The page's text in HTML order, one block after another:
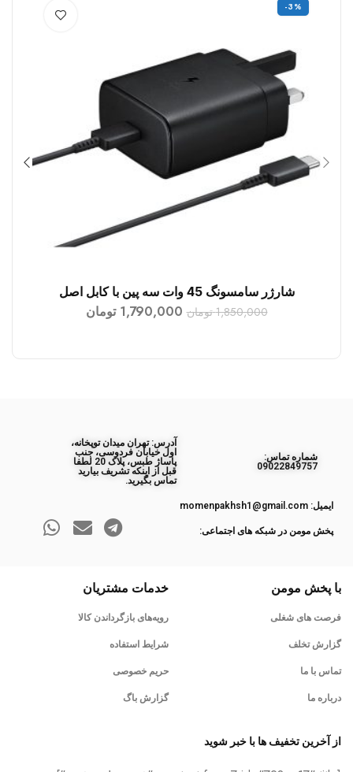
-3%
افزودن به سبد خریدشارژر سامسونگ 45 وات سه پین با کابل اصل
1,850,000 تومان 1,790,000 تومان
ﺷﻤﺎره ﺗﻤﺎس:
09022849757
آدرس: تهران میدان توپخانه،
اول خیابان فردوسی، جنب
پاساژ طبس، پلاک 20 لطفا
قبل از اینکه تشریف بیارید
تماس بگیرید.
ایمیل: momenpakhsh1@gmail.com
پخش مومن در شبکه های اجتماعی:
با پخش مومن
فرصت های شغلی
گزارش تخلف
تماس با ما
درباره ما
خدمات مشتریان
رویه‌های بازگرداندن کالا
شرایط استفاده
حریم خصوصی
گزارش باگ
از آخرین تخفیف ها با خبر شوید